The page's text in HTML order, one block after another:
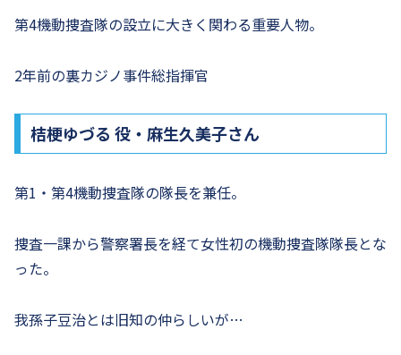
第4機動捜査隊の設立に大きく関わる重要人物。
2年前の裏カジノ事件総指揮官
桔梗ゆづる 役・麻生久美子さん
第1・第4機動捜査隊の隊長を兼任。
捜査一課から警察署長を経て女性初の機動捜査隊隊長とな
った。
我孫子豆治とは旧知の仲らしいが…